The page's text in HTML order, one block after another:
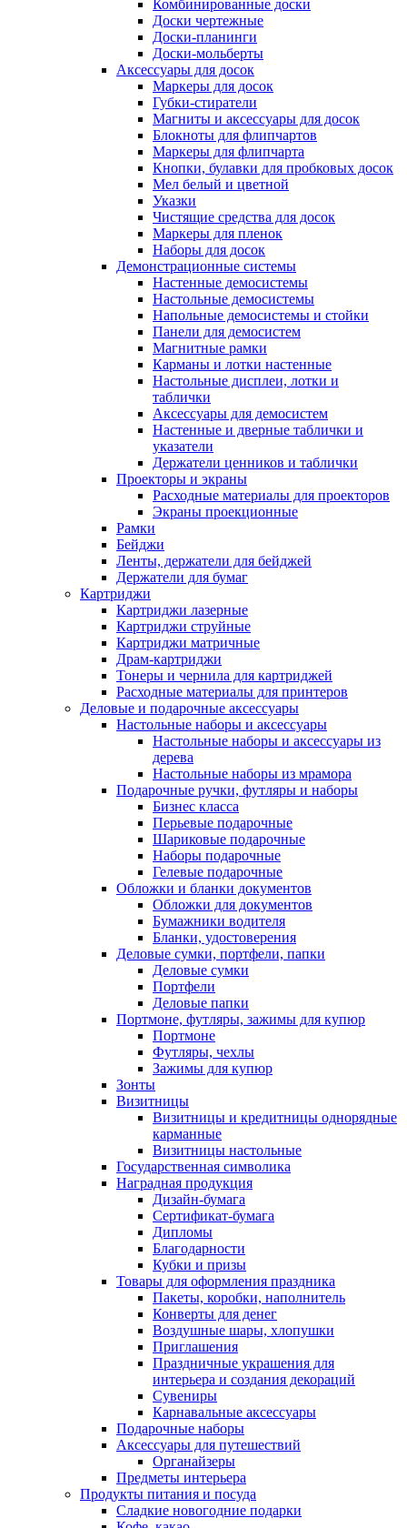
Комбинированные доски
Доски чертежные
Доски-планинги
Доски-мольберты
Аксессуары для досок
Маркеры для досок
Губки-стиратели
Магниты и аксессуары для досок
Блокноты для флипчартов
Маркеры для флипчарта
Кнопки, булавки для пробковых досок
Мел белый и цветной
Указки
Чистящие средства для досок
Маркеры для пленок
Наборы для досок
Демонстрационные системы
Настенные демосистемы
Настольные демосистемы
Напольные демосистемы и стойки
Панели для демосистем
Магнитные рамки
Карманы и лотки настенные
Настольные дисплеи, лотки и
таблички
Аксессуары для демосистем
Настенные и дверные таблички и
указатели
Держатели ценников и таблички
Проекторы и экраны
Расходные материалы для проекторов
Экраны проекционные
Рамки
Бейджи
Ленты, держатели для бейджей
Держатели для бумаг
Картриджи
Картриджи лазерные
Картриджи струйные
Картриджи матричные
Драм-картриджи
Тонеры и чернила для картриджей
Расходные материалы для принтеров
Деловые и подарочные аксессуары
Настольные наборы и аксессуары
Настольные наборы и аксессуары из
дерева
Настольные наборы из мрамора
Подарочные ручки, футляры и наборы
Бизнес класса
Перьевые подарочные
Шариковые подарочные
Наборы подарочные
Гелевые подарочные
Обложки и бланки документов
Обложки для документов
Бумажники водителя
Бланки, удостоверения
Деловые сумки, портфели, папки
Деловые сумки
Портфели
Деловые папки
Портмоне, футляры, зажимы для купюр
Портмоне
Футляры, чехлы
Зажимы для купюр
Зонты
Визитницы
Визитницы и кредитницы однорядные
карманные
Визитницы настольные
Государственная символика
Наградная продукция
Дизайн-бумага
Сертификат-бумага
Дипломы
Благодарности
Кубки и призы
Товары для оформления праздника
Пакеты, коробки, наполнитель
Конверты для денег
Воздушные шары, хлопушки
Приглашения
Праздничные украшения для
интерьера и создания декораций
Сувениры
Карнавальные аксессуары
Подарочные наборы
Аксессуары для путешествий
Органайзеры
Предметы интерьера
Продукты питания и посуда
Сладкие новогодние подарки